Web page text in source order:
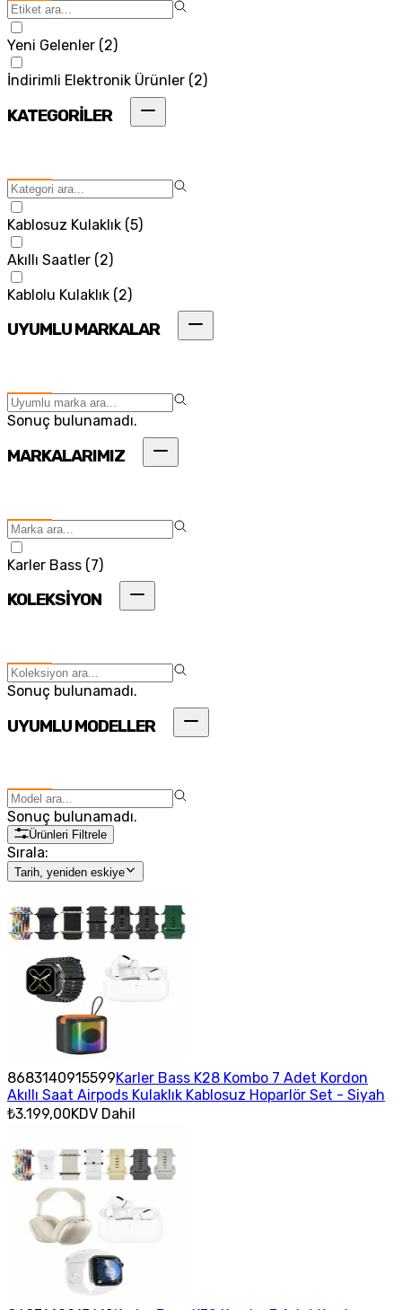
Yeni Gelenler (2)
İndirimli Elektronik Ürünler (2)
KATEGORİLER
Kablosuz Kulaklık (5)
Akıllı Saatler (2)
Kablolu Kulaklık (2)
UYUMLU MARKALAR
Sonuç bulunamadı.
MARKALARIMIZ
Karler Bass (7)
KOLEKSİYON
Sonuç bulunamadı.
UYUMLU MODELLER
Sonuç bulunamadı.
Ürünleri Filtrele
Sırala:
Tarih, yeniden eskiye
8683140915599Karler Bass K28 Kombo 7 Adet Kordon
Akıllı Saat Airpods Kulaklık Kablosuz Hoparlör Set - Siyah
₺3.199,00KDV Dahil